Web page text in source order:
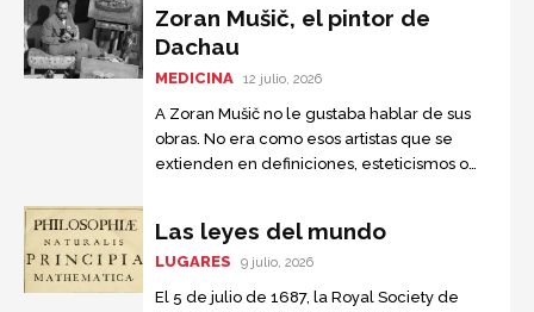
Zoran Mušič, el pintor de
Dachau
MEDICINA 12 julio, 2026
A Zoran Mušič no le gustaba hablar de sus
obras. No era como esos artistas que se
extienden en definiciones, esteticismos o
Las leyes del mundo
LUGARES 9 julio, 2026
El 5 de julio de 1687, la Royal Society de